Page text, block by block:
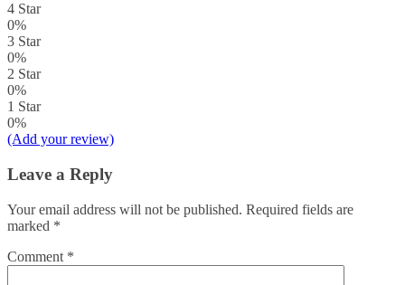
4 Star
0%
3 Star
0%
2 Star
0%
1 Star
0%
(Add your review)
Leave a Reply
Your email address will not be published. Required fields are
marked *
Comment *